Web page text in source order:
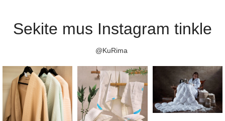
Sekite mus Instagram tinkle
@KuRima